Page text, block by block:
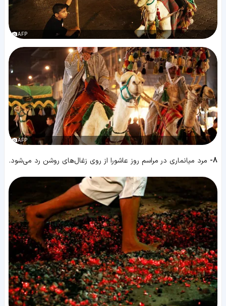
AFP
AFP
8- مرد میانماری در مراسم روز عاشورا از روی زغال‌های روشن رد می‌شود.